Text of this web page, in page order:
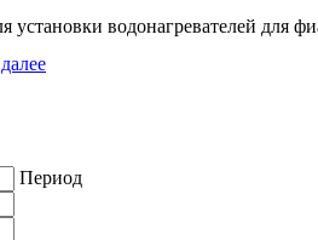
установки водонагревателей
Период